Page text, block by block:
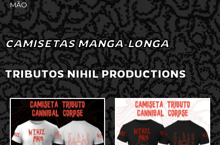
MÃO
CAMISETAS MANGA-LONGA
TRIBUTOS NIHIL PRODUCTIONS